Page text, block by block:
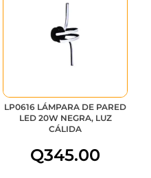
Q161.25.
LP0616 LÁMPARA DE PARED
LED 20W NEGRA, LUZ
CÁLIDA
Q345.00